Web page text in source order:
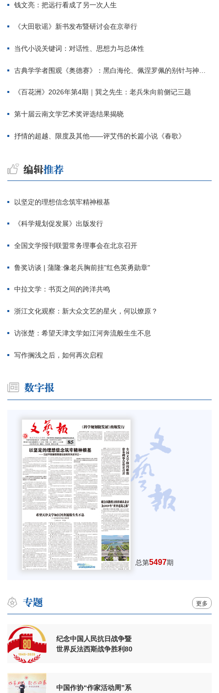
钱文亮：把远行看成了另一次人生
《大田歌谣》新书发布暨研讨会在京举行
当代小说关键词：对话性、思想力与总体性
古典学学者围观《奥德赛》：黑白海伦、佩涅罗佩的别针与神秘入侵者
《百花洲》2026年第4期｜巽之先生：老兵朱向前侧记三题
第十届云南文学艺术奖评选结果揭晓
抒情的超越、限度及其他——评艾伟的长篇小说《春歌》
以坚定的理想信念筑牢精神根基
《科学规划促发展》出版发行
全国文学报刊联盟常务理事会在北京召开
鲁奖访谈 | 蒲隆:像老兵胸前挂"红色英勇勋章"
中拉文学：书页之间的跨洋共鸣
浙江文化观察：新大众文艺的星火，何以燎原？
访张楚：希望天津文学如江河奔流般生生不息
写作搁浅之后，如何再次启程
总第5497期
更多
纪念中国人民抗日战争暨
世界反法西斯战争胜利80
中国作协“作家活动周”系